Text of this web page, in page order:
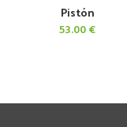
AÑADIR AL CARRITO
Pistón
53.00€